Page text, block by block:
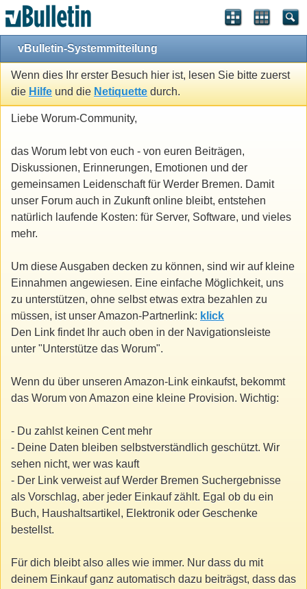
vBulletin-Systemmitteilung
Wenn dies Ihr erster Besuch hier ist, lesen Sie bitte zuerst
die Hilfe und die Netiquette durch.
Liebe Worum-Community,
das Worum lebt von euch - von euren Beiträgen,
Diskussionen, Erinnerungen, Emotionen und der
gemeinsamen Leidenschaft für Werder Bremen. Damit
unser Forum auch in Zukunft online bleibt, entstehen
natürlich laufende Kosten: für Server, Software, und vieles
mehr.
Um diese Ausgaben decken zu können, sind wir auf kleine
Einnahmen angewiesen. Eine einfache Möglichkeit, uns
zu unterstützen, ohne selbst etwas extra bezahlen zu
müssen, ist unser Amazon-Partnerlink: klick
Den Link findet Ihr auch oben in der Navigationsleiste
unter "Unterstütze das Worum".
Wenn du über unseren Amazon-Link einkaufst, bekommt
das Worum von Amazon eine kleine Provision. Wichtig:
- Du zahlst keinen Cent mehr
- Deine Daten bleiben selbstverständlich geschützt. Wir
sehen nicht, wer was kauft
- Der Link verweist auf Werder Bremen Suchergebnisse
als Vorschlag, aber jeder Einkauf zählt. Egal ob du ein
Buch, Haushaltsartikel, Elektronik oder Geschenke
bestellst.
Für dich bleibt also alles wie immer. Nur dass du mit
deinem Einkauf ganz automatisch dazu beiträgst, dass das